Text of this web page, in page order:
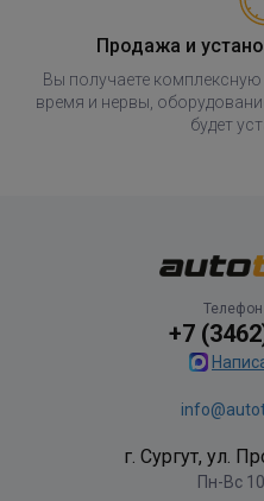
Продажа и
Вы получаете
время и нервы,
будет
Телефон
+7
г. Сургут, ул.
Пн-Вс